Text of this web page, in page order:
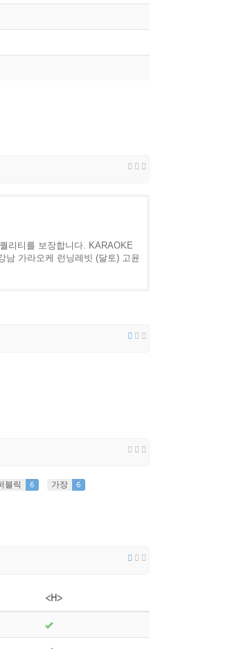
리티를 보장합니다. KARAOKE
남 가라오케 런닝레빗 (달토) 고윤
블릭 6 가장
6
<H>